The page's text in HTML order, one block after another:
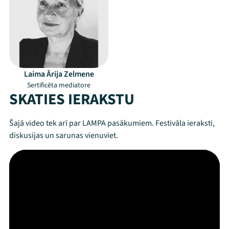
Arhīvs
Laima Ārija Zelmene
Sertificēta mediatore
SKATIES IERAKSTU
Šajā video tek arī par LAMPA pasākumiem. Festivāla ieraksti,
diskusijas un sarunas vienuviet.